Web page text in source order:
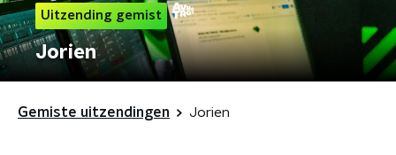
Uitzending gemist
Jorien
Gemiste uitzendingen Jorien